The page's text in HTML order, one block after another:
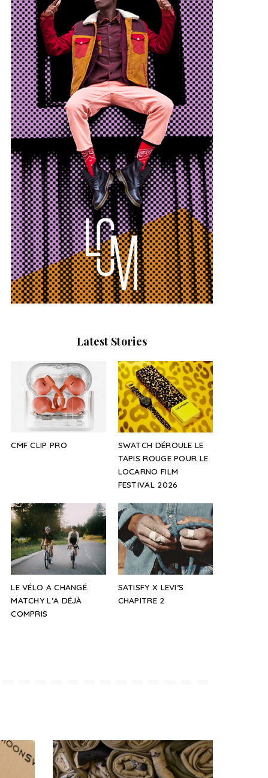
Latest Stories
CMF CLIP PRO
SWATCH DÉROULE LE
TAPIS ROUGE POUR LE
LOCARNO FILM
FESTIVAL 2026
LE VÉLO A CHANGÉ.
MATCHY L’A DÉJÀ
COMPRIS
SATISFY X LEVI’S
CHAPITRE 2